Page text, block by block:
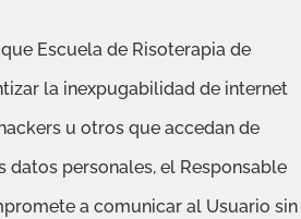
Escuela de Risoterapia de
la inexpugabilidad de internet
u otros que accedan de
personales, el Responsable
a comunicar al Usuario sin